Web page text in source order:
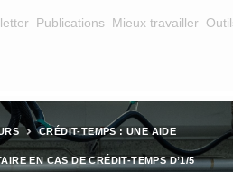
Publications Mieux travailler
UNE FORMATION
CRÉDIT-TEMPS : UNE AIDE
EN CAS DE CRÉDIT-TEMPS D’1/5